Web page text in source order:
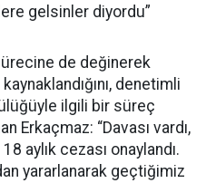
gelsinler diyordu”
de değinerek
denetimli
ilgili bir süreç
Erkaçmaz: “Davası vardı,
aylık cezası onaylandı.
yararlanarak geçtiğimiz